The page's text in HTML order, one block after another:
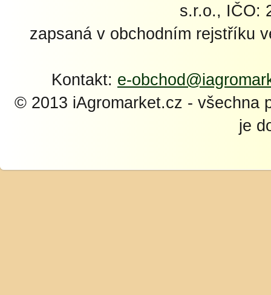
s.r.o., IČO:
zapsaná v obchodním rejstříku
Kontakt: e-
© 2013 iAgromarket.cz - všechna
je